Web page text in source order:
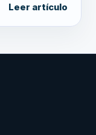
Leer artículo